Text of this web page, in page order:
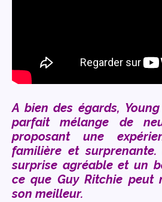
A bien des égards,
parfait mélange de
proposant une
familière et
surprise agréable et un
ce que Guy Ritchie peut
son meilleur.